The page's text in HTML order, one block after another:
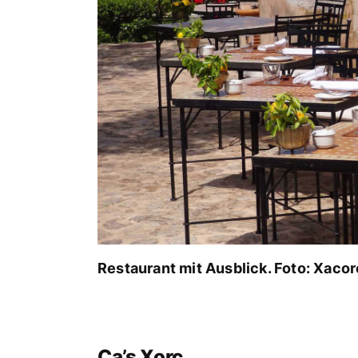
Restaurant mit Ausblick. Foto: